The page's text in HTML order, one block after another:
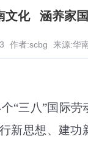
文化 涵养家
作者:scbg 来源:华
“三八”国际劳
新思想、建功